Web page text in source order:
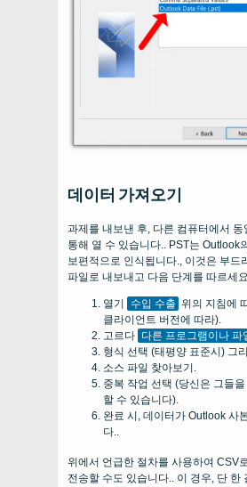
데이터 가져오기
과제를 내보낸 후, 다른 컴퓨터에서 동
통해 열 수 있습니다.. PST는 Outlook
보편적으로 인식됩니다., 이것은 부드
파일로 내보내고 다음 단계를 따르세
열기 수입 수출 위의 지침에
클라이언트 버전에 따라).
고르다 다른 프로그램이나 파
형식 선택 (태평양 표준시) 그
소스 파일 찾아보기.
중복 작업 선택 (당신은 그들을
할 수 있습니다).
완료 시, 데이터가 Outlook 사
다..
위에서 언급한 절차를 사용하여 CSV
전송할 수도 있습니다.. 이 경우, 단 한